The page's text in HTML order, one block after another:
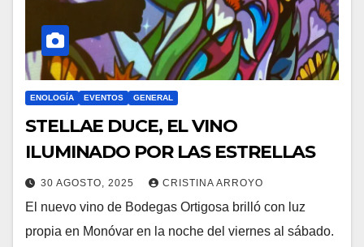
ENOLOGÍA EVENTOS GENERAL
STELLAE DUCE, EL VINO
ILUMINADO POR LAS ESTRELLAS
30 AGOSTO, 2025 CRISTINA ARROYO
El nuevo vino de Bodegas Ortigosa brilló con luz
propia en Monóvar en la noche del viernes al sábado.